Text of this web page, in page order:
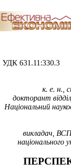
УДК 631.11:330.3
к. е. н.,
докторант
Національний
викладач, ВСП
національного